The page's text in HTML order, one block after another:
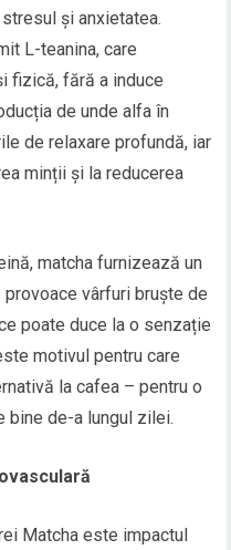
și anxietatea.
L-teanina, care
fizică, fără a induce
de unde alfa în
de relaxare profundă, iar
minții și la reducerea
matcha furnizează un
vârfuri bruște de
poate duce la o senzație
motivul pentru care
la cafea – pentru o
bine de-a lungul zilei.
Matcha este impactul